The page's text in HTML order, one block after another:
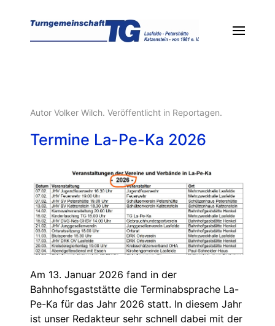
Autor Volker Wilch. Veröffentlicht in Reportagen.
Termine La-Pe-Ka 2026
Am 13. Januar 2026 fand in der
Bahnhofsgaststätte die Terminabsprache La-
Pe-Ka für das Jahr 2026 statt. In diesem Jahr
ist unser Redakteur sehr schnell dabei mit der